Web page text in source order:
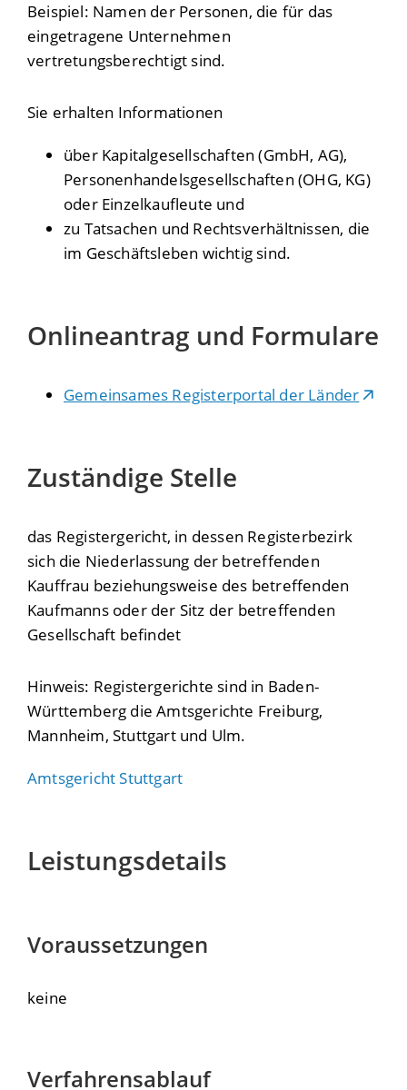
Beispiel: Namen der Personen, die für das
eingetragene Unternehmen
vertretungsberechtigt sind.
Sie erhalten Informationen
über Kapitalgesellschaften (GmbH, AG),
Personenhandelsgesellschaften (OHG, KG)
oder Einzelkaufleute und
zu Tatsachen und Rechtsverhältnissen, die
im Geschäftsleben wichtig sind.
Onlineantrag und Formulare
Gemeinsames Registerportal der Länder
Zuständige Stelle
das Registergericht, in dessen Registerbezirk
sich die Niederlassung der betreffenden
Kauffrau beziehungsweise des betreffenden
Kaufmanns oder der Sitz der betreffenden
Gesellschaft befindet
Hinweis: Registergerichte sind in Baden-
Württemberg die Amtsgerichte Freiburg,
Mannheim, Stuttgart und Ulm.
Amtsgericht Stuttgart
Leistungsdetails
Voraussetzungen
keine
Verfahrensablauf